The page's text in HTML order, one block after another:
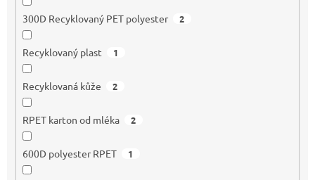
300D Recyklovaný PET polyester 2
Recyklovaný plast 1
Recyklovaná kůže 2
RPET karton od mléka 2
600D polyester RPET 1